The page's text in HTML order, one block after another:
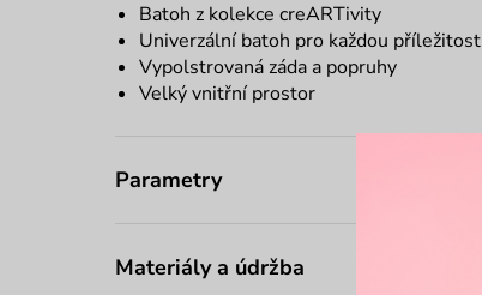
Batoh z kolekce creARTivity
Univerzální batoh pro každou příležitost
Vypolstrovaná záda a popruhy
Velký vnitřní prostor
Parametry
Materiály a údržba